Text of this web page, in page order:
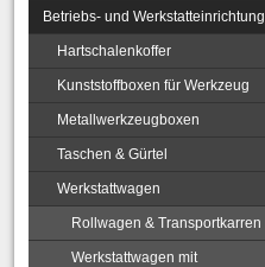
Betriebs- und Werkstatteinrichtung
Hartschalenkoffer
Kunststoffboxen für Werkzeug
Metallwerkzeugboxen
Taschen & Gürtel
Werkstattwagen
Rollwagen & Transportkarren
Werkstattwagen mit